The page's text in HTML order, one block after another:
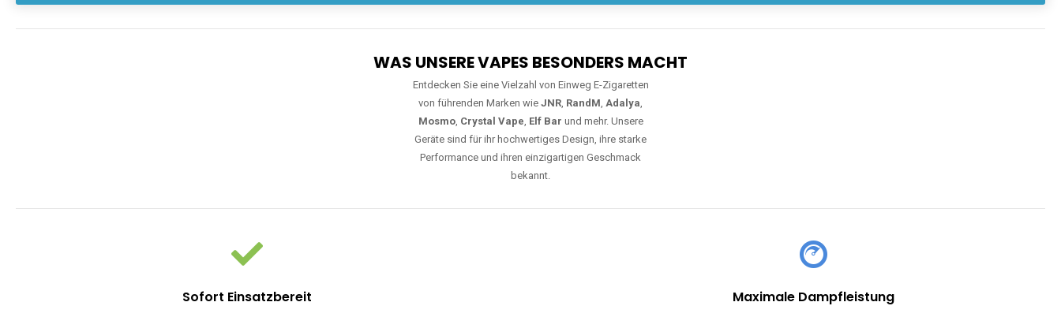
WAS UNSERE VAPES BESONDERS MACHT
Entdecken Sie eine Vielzahl von Einweg E-Zigaretten
von führenden Marken wie JNR, RandM, Adalya,
Mosmo, Crystal Vape, Elf Bar und mehr. Unsere
Geräte sind für ihr hochwertiges Design, ihre starke
Performance und ihren einzigartigen Geschmack
bekannt.
Sofort Einsatzbereit Maximale Dampfleistung